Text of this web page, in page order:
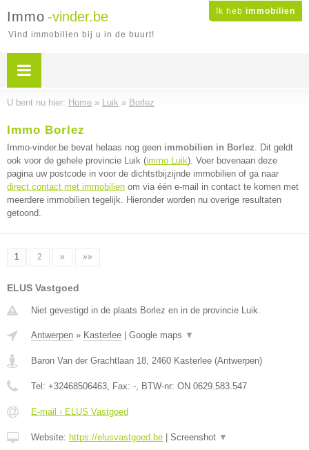
Ik heb immobilien
Immo -vinder.be
Vind immobilien bij u in de buurt!
U bent nu hier: Home » Luik » Borlez
Immo Borlez
Immo-vinder.be bevat helaas nog geen immobilien in Borlez. Dit geldt
ook voor de gehele provincie Luik (immo Luik). Voer bovenaan deze
pagina uw postcode in voor de dichtstbijzijnde immobilien of ga naar
direct contact met immobilien om via één e-mail in contact te komen met
meerdere immobilien tegelijk. Hieronder worden nu overige resultaten
getoond.
1 2 » »»
ELUS Vastgoed
Niet gevestigd in de plaats Borlez en in de provincie Luik.
Antwerpen » Kasterlee Google maps ▼
Baron Van der Grachtlaan 18, 2460 Kasterlee (Antwerpen)
Tel: +32468506463, Fax: -, BTW-nr: ON 0629.583.547
E-mail › ELUS Vastgoed
Website: https://elusvastgoed.be Screenshot ▼